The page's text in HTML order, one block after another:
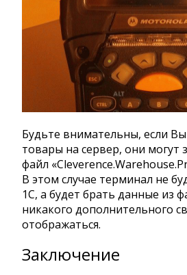
Будьте внимательны, если
товары на сервер, они могут
файл
В этом случае терминал не
1С, а будет брать данные из
никакого дополнительного
отображаться.
Заключение